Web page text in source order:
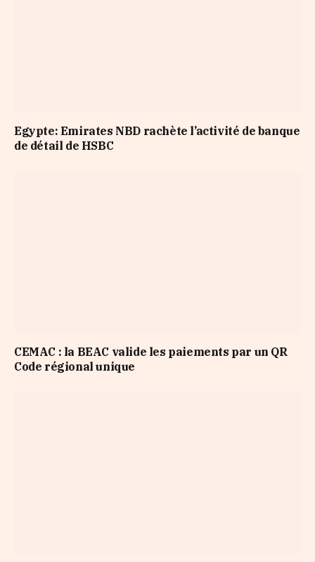
Egypte: Emirates NBD rachète l’activité de banque
de détail de HSBC
CEMAC : la BEAC valide les paiements par un QR
Code régional unique